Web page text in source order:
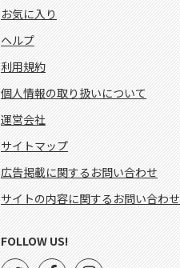
お気に入り
ヘルプ
利用規約
個人情報の取り扱いについて
運営会社
サイトマップ
広告掲載に関するお問い合わせ
サイトの内容に関するお問い合わせ
FOLLOW US!